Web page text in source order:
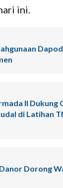
ini.
II Dukung
di Latihan
Dorong